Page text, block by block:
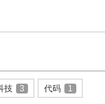
技 3 代码 1